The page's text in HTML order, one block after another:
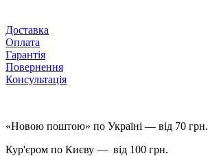
Доставка
Оплата
Гарантія
Повернення
Консультація
«Новою поштою» по Україні — від 70 грн.
Кур'єром по Києву — від 100 грн.